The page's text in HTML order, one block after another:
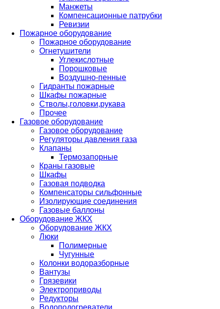
Манжеты
Компенсационные патрубки
Ревизии
Пожарное оборудование
Пожарное оборудование
Огнетушители
Углекислотные
Порошковые
Воздушно-пенные
Гидранты пожарные
Шкафы пожарные
Стволы,головки,рукава
Прочее
Газовое оборудование
Газовое оборудование
Регуляторы давления газа
Клапаны
Термозапорные
Краны газовые
Шкафы
Газовая подводка
Компенсаторы сильфонные
Изолирующие соединения
Газовые баллоны
Оборудование ЖКХ
Оборудование ЖКХ
Люки
Полимерные
Чугунные
Колонки водоразборные
Вантузы
Грязевики
Электроприводы
Редукторы